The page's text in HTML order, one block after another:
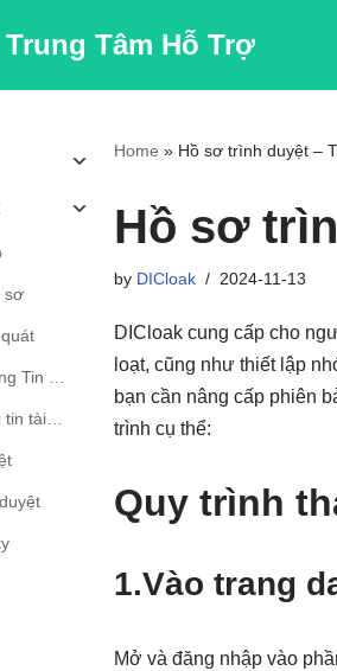
Trung Tâm Hỗ Trợ
sơ
Home » Hồ sơ trình duyệt –
Hồ sơ
by DICloak 2024-11-13
DICloak cung cấp cho
loạt, cũng như thiết lập
bạn cần nâng cấp phiên
trình cụ thể:
Quy trình
1.Vào trang
Mở và đăng nhập vào